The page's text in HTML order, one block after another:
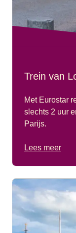
Trein van
Met Eurostar
slechts 2 uur
Parijs.
Lees meer